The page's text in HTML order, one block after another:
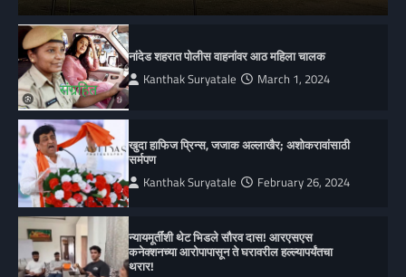
नांदेड शहरात पोलीस वाहनांवर आठ महिला चालक
Kanthak Suryatale March 1, 2024
खुदा हाफिज प्रिन्स, जजाक अल्लाखैर; अशोकरावांसाठी
सर्मपण
Kanthak Suryatale February 26, 2024
न्यायमूर्तींशी थेट भिडले सौरव दास! आरएसएस
कनेक्शनच्या आरोपापासून ते घरावरील हल्ल्यापर्यंतचा
थरार!